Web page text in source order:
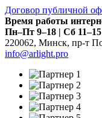
Договор публичной
Время работы
Пн–Пт 9–18 | Сб 11–15
220062, Минск, пр-т
info@arlight.pro